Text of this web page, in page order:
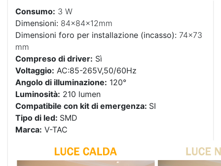
Consumo: 3 W
Dimensioni: 84x84x12mm
Dimensioni foro per installazione (incasso): 74×73
mm
Compreso di driver: Sì
Voltaggio: AC:85-265V,50/60Hz
Angolo di illuminazione: 120°
Luminosità: 210 lumen
Compatibile con kit di emergenza: SI
Tipo di led: SMD
Marca: V-TAC